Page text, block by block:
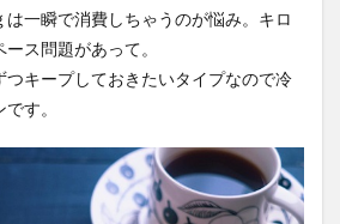
は一瞬で消費しちゃうのが悩み。キロ
ス問題があって。
つキープしておきたいタイプなので冷
す。